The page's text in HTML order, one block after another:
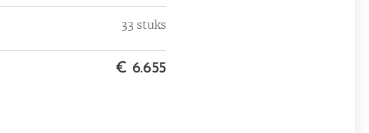
33 stuks
€ 6.655